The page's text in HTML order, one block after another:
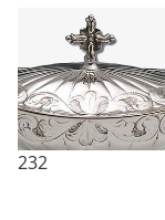
232